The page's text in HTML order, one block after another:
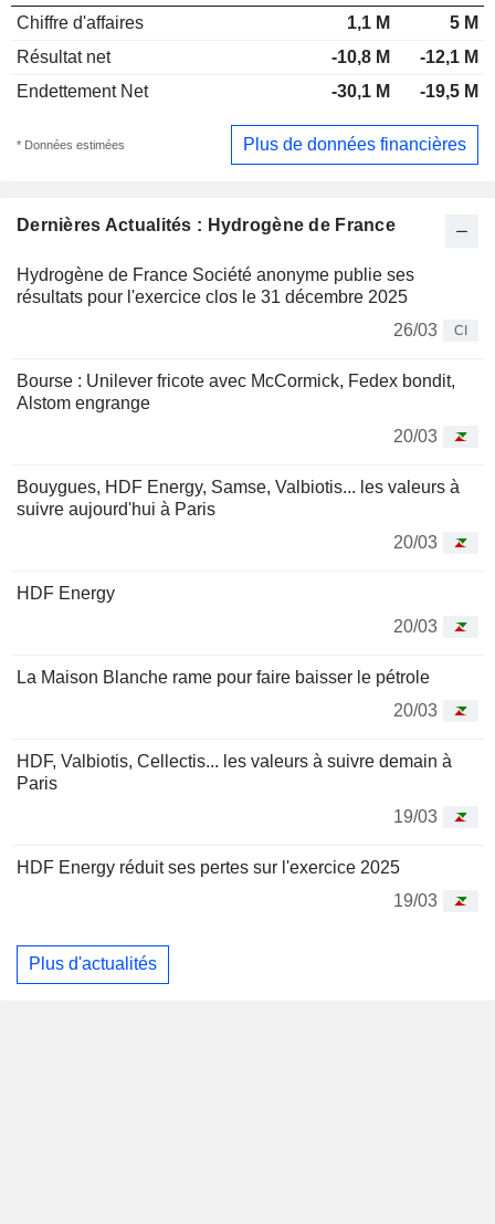
Dernières Actualités : Hydrogène de France
Hydrogène de France Société anonyme publie ses
résultats pour l'exercice clos le 31 décembre 2025
26/03
CI
Bourse : Unilever fricote avec McCormick, Fedex bondit,
Alstom engrange
20/03
Bouygues, HDF Energy, Samse, Valbiotis... les valeurs à
suivre aujourd'hui à Paris
20/03
HDF Energy
20/03
La Maison Blanche rame pour faire baisser le pétrole
20/03
HDF, Valbiotis, Cellectis... les valeurs à suivre demain à
Paris
19/03
HDF Energy réduit ses pertes sur l'exercice 2025
19/03
Plus d'actualités
Chiffre d'affaires
1,1 M
5 M
Résultat net
-10,8 M
-12,1 M
Endettement Net
-30,1 M -19,5 M
* Données estimées Plus de données financières